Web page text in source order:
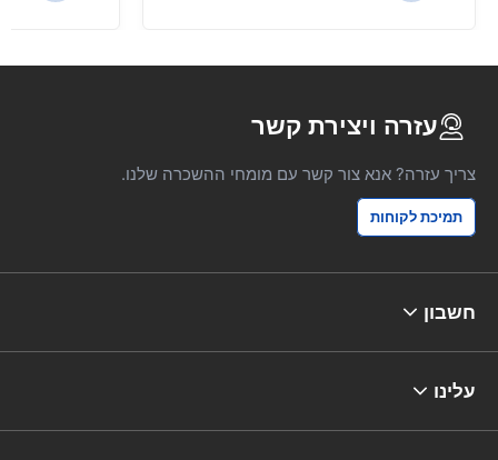
עזרה ויצירת קשר
צריך עזרה? אנא צור קשר עם מומחי ההשכרה שלנו.
תמיכת לקוחות
חשבון
עלינו